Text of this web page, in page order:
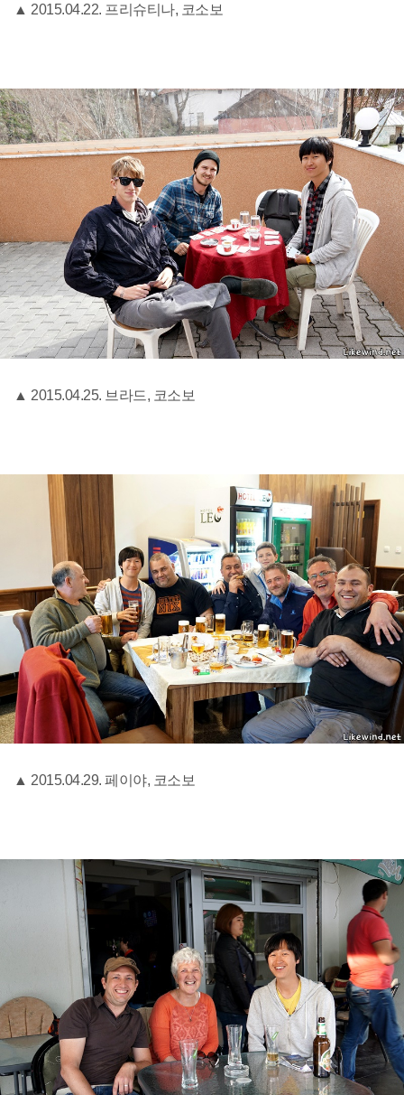
▲ 2015.04.22. 프리슈티나, 코소보
▲ 2015.04.25. 브라드, 코소보
▲ 2015.04.29. 페이야, 코소보